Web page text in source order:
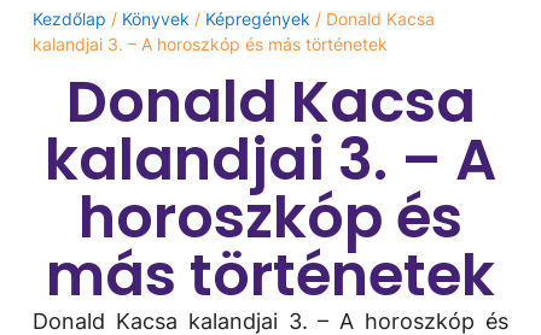
Kezdőlap / Könyvek / Képregények / Donald Kacsa
kalandjai 3. – A horoszkóp és más történetek
Donald Kacsa
kalandjai 3. – A
horoszkóp és
más történetek
Donald Kacsa kalandjai 3. – A horoszkóp és